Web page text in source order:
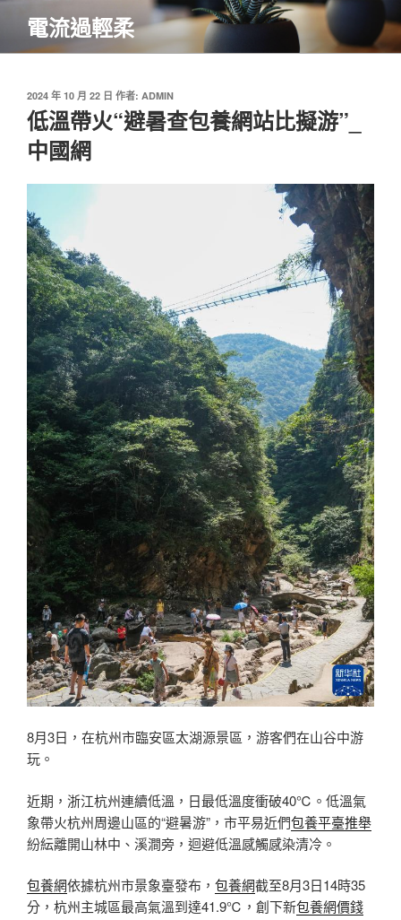
主
電流過輕柔
發
佈
於
2024 年 10 月 22 日 作者: ADMIN
低溫帶火“避暑查包養網站比擬游”_
中國網
8月3日，在杭州市臨安區太湖源景區，游客們在山谷中游
玩。
近期，浙江杭州連續低溫，日最低溫度衝破40℃。低溫氣
象帶火杭州周邊山區的“避暑游”，市平易近們包養平臺推舉
紛紜離開山林中、溪澗旁，迴避低溫感觸感染清冷。
包養網依據杭州市景象臺發布， 包養網截至8月3日14時35
分，杭州主城區最高氣溫到達41.9℃，創下新包養網價錢